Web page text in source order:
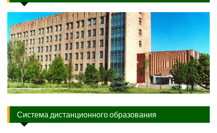
Система дистанционного образования